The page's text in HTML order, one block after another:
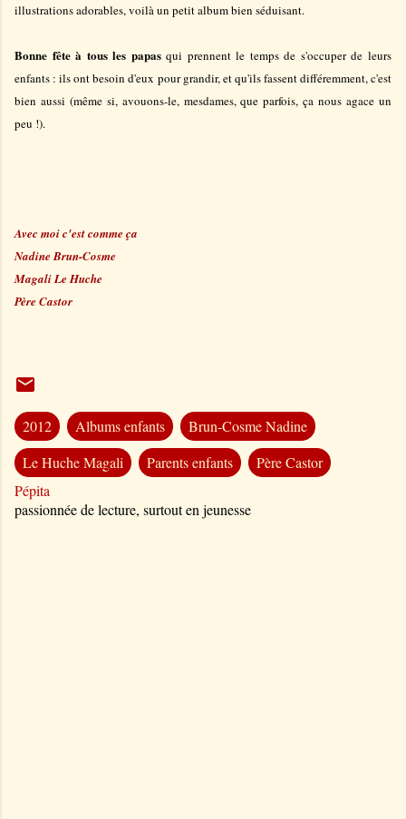
illustrations adorables, voilà un petit album bien séduisant.
Bonne fête à tous les papasqui prennent le temps de s'occuper de leurs
enfants : ils ont besoin d'eux pour grandir, et qu'ils fassent différemment, c'est
bien aussi (même si, avouons-le, mesdames, que parfois, ça nous agace un
peu !).
Avec moi c'est comme ça
Nadine Brun-Cosme
Magali Le Huche
Père Castor
2012 Albums enfants
Brun-Cosme Nadine
Le Huche Magali
Parents enfants
Père Castor
Pépita
passionnée de lecture, surtout en jeunesse